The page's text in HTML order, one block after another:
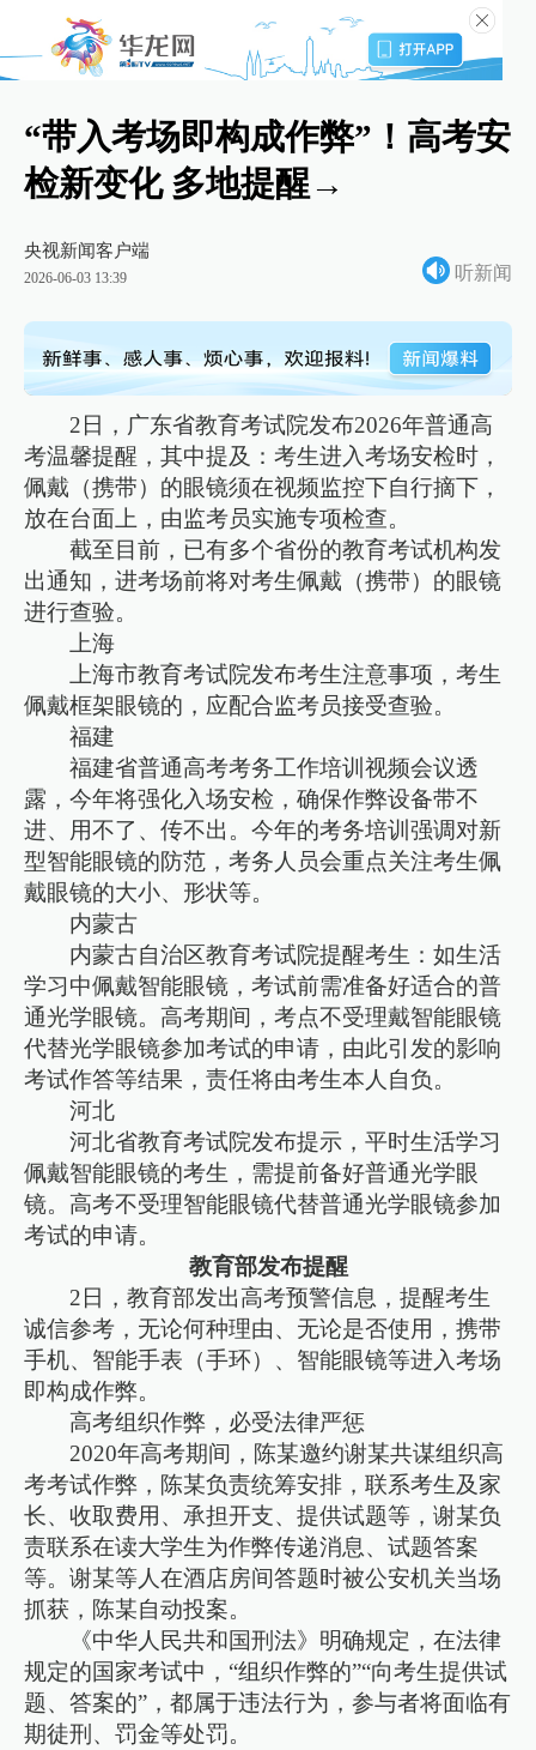
“带入考场即构成作弊”！高考安
检新变化 多地提醒→
央视新闻客户端
2026-06-03 13:39 听新闻
2日，广东省教育考试院发布2026年普通高
考温馨提醒，其中提及：考生进入考场安检时，
佩戴（携带）的眼镜须在视频监控下自行摘下，
放在台面上，由监考员实施专项检查。
截至目前，已有多个省份的教育考试机构发
出通知，进考场前将对考生佩戴（携带）的眼镜
进行查验。
上海
上海市教育考试院发布考生注意事项，考生
佩戴框架眼镜的，应配合监考员接受查验。
福建
福建省普通高考考务工作培训视频会议透
露，今年将强化入场安检，确保作弊设备带不
进、用不了、传不出。今年的考务培训强调对新
型智能眼镜的防范，考务人员会重点关注考生佩
戴眼镜的大小、形状等。
内蒙古
内蒙古自治区教育考试院提醒考生：如生活
学习中佩戴智能眼镜，考试前需准备好适合的普
通光学眼镜。高考期间，考点不受理戴智能眼镜
代替光学眼镜参加考试的申请，由此引发的影响
考试作答等结果，责任将由考生本人自负。
河北
河北省教育考试院发布提示，平时生活学习
佩戴智能眼镜的考生，需提前备好普通光学眼
镜。高考不受理智能眼镜代替普通光学眼镜参加
考试的申请。
教育部发布提醒
2日，教育部发出高考预警信息，提醒考生
诚信参考，无论何种理由、无论是否使用，携带
手机、智能手表（手环）、智能眼镜等进入考场
即构成作弊。
高考组织作弊，必受法律严惩
2020年高考期间，陈某邀约谢某共谋组织高
考考试作弊，陈某负责统筹安排，联系考生及家
长、收取费用、承担开支、提供试题等，谢某负
责联系在读大学生为作弊传递消息、试题答案
等。谢某等人在酒店房间答题时被公安机关当场
抓获，陈某自动投案。
《中华人民共和国刑法》明确规定，在法律
规定的国家考试中，“组织作弊的”“向考生提供试
题、答案的”，都属于违法行为，参与者将面临有
期徒刑、罚金等处罚。